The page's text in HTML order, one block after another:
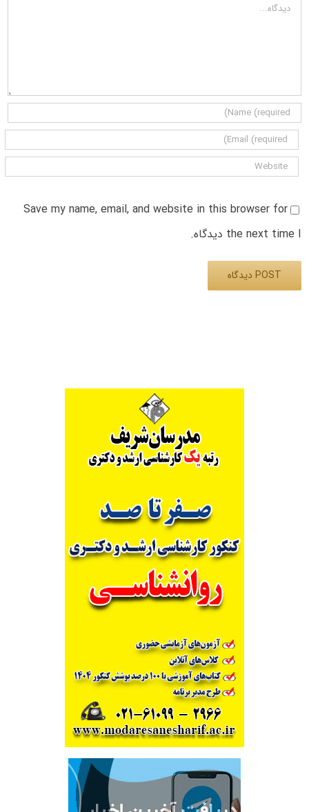
دیدگاه
Save my name, email, and website in this browser for
the next time I دیدگاه.